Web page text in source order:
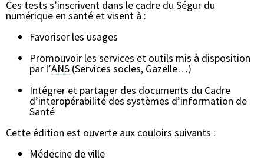
Ces tests s’inscrivent dans le cadre du Ségur du
numérique en santé et visent à :
Favoriser les usages
Promouvoir les services et outils mis à disposition
par l’ANS (Services socles, Gazelle…)
Intégrer et partager des documents du Cadre
d’interopérabilité des systèmes d’information de
Santé
Cette édition est ouverte aux couloirs suivants :
Médecine de ville